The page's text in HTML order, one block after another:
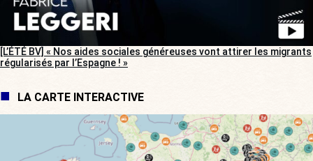
[L’ÉTÉ BV] « Nos aides sociales généreuses vont attirer les migrants
régularisés par l’Espagne ! »
LA CARTE INTERACTIVE